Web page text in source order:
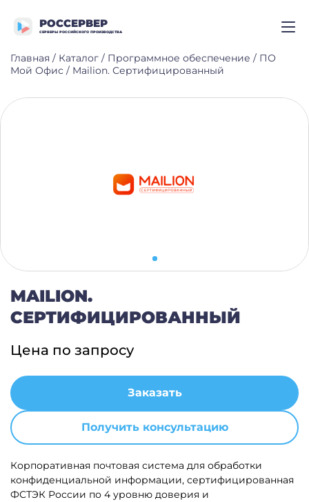
РОССЕРВЕР
СЕРВЕРЫ РОССИЙСКОГО ПРОИЗВОДСТВА
Главная / Каталог / Программное обеспечение / ПО
Мой Офис / Mailion. Сертифицированный
MAILION.
СЕРТИФИЦИРОВАННЫЙ
Корпоративная почтовая система для обработки
конфиденциальной информации, сертифицированная
ФСТЭК России по 4 уровню доверия и
Цена по запросу
Заказать
Получить консультацию